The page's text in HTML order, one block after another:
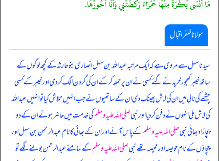
مَا أَنْسَى بَكْرَةً مِنْهَا حَمْرَاءَ رَكَضَتْنِي وَأَنَا أَحُوزُهَا.
مولانا ظفر اقبال
سیدنا سہل سے مروی ہے کہ ایک مرتبہ عبداللہ بن سہل انصاری بنو حارثہ کے کچھ لوگوں کے
ساتھ خیبر کھجور خریدنے گئے کسی نے ان پر حملہ کر کے ان کی گردن الگ کر دی اور خیبر کے کسی
چشمے کی نالی میں ان کی لاش پھینک دی ان کے ساتھیوں نے جب انہیں تلاش کیا تو انہیں عبداللہ
کی لاش ملی انہوں نے دفن کر دیا اور نبیصلی اللہ علیہ وسلمکی خدمت میں حاضر ہوئے ان کے دو
چچازاد بھائی نبیصلی اللہ علیہ وسلمکے پاس آئے اور ان کے بھائی کا نام عبدالرحمن بن سہل اور
چچاؤں کے نام حویصہ اور محیصہ تھے نبیصلی اللہ علیہ وسلمکے سامنے عبدالرحمن بولنے لگے تو